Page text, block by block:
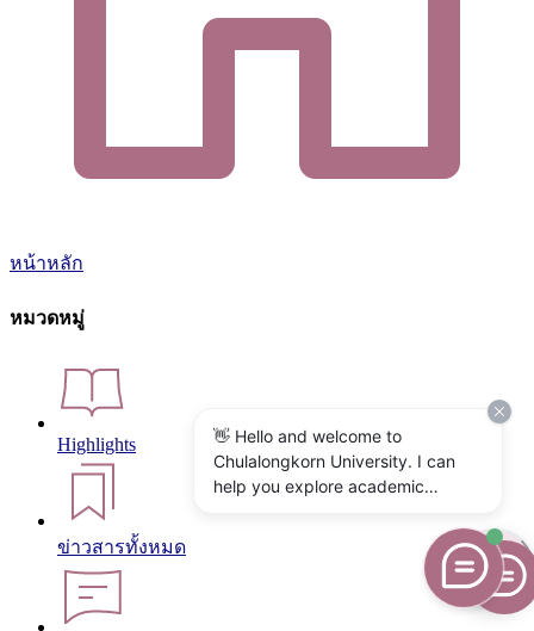
หน้าหลัก
หมวดหมู่
Highlights
ข่าวสารทั้งหมด
👋 Hello and welcome to
Chulalongkorn University. I can
help you explore academic